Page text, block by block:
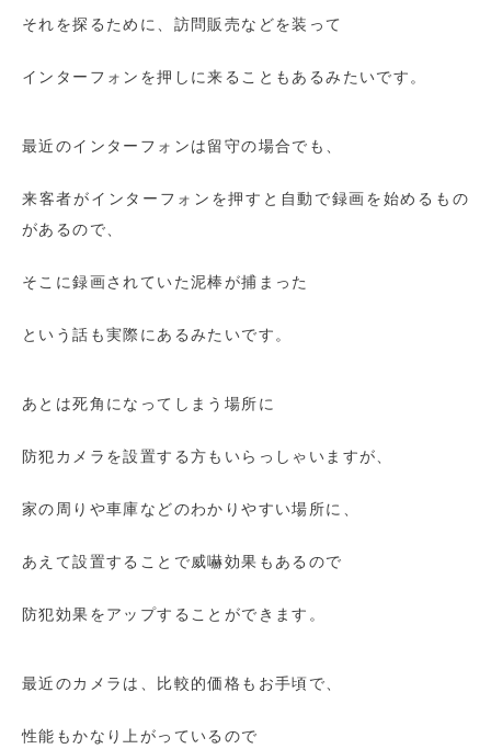
それを探るために、訪問販売などを装って
インターフォンを押しに来ることもあるみたいです。
最近のインターフォンは留守の場合でも、
来客者がインターフォンを押すと自動で録画を始めるもの
があるので、
そこに録画されていた泥棒が捕まった
という話も実際にあるみたいです。
あとは死角になってしまう場所に
防犯カメラを設置する方もいらっしゃいますが、
家の周りや車庫などのわかりやすい場所に、
あえて設置することで威嚇効果もあるので
防犯効果をアップすることができます。
最近のカメラは、比較的価格もお手頃で、
性能もかなり上がっているので